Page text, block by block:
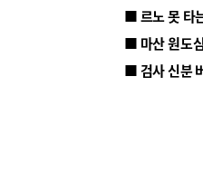
■ 르노 못 타
■ 마산 원도